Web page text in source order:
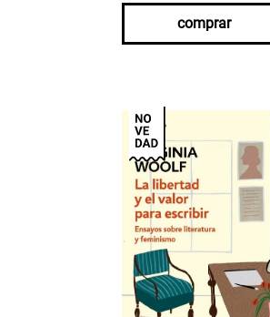
comprar